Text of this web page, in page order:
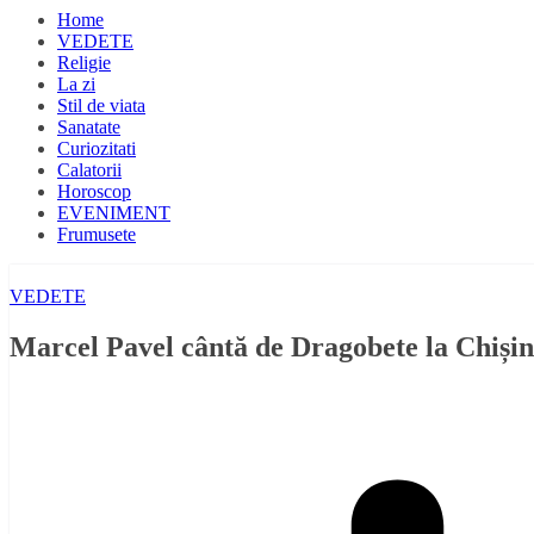
Home
VEDETE
Religie
La zi
Stil de viata
Sanatate
Curiozitati
Calatorii
Horoscop
EVENIMENT
Frumusete
VEDETE
Marcel Pavel cântă de Dragobete la